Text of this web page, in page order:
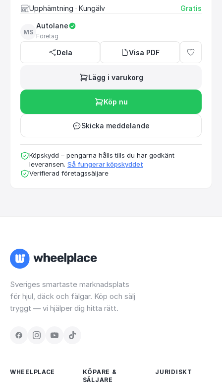
Upphämtning · Kungälv Gratis
MS
Autolane
Företag
Dela Visa PDF
Lägg i varukorg
Köp nu
Skicka meddelande
Köpskydd – pengarna hålls tills du har godkänt
leveransen. Så fungerar köpskyddet
Verifierad företagssäljare
Sveriges smartaste marknadsplats
för hjul, däck och fälgar. Köp och sälj
tryggt — vi hjälper dig hitta rätt.
WHEELPLACE
KÖPARE &
SÄLJARE
JURIDISKT